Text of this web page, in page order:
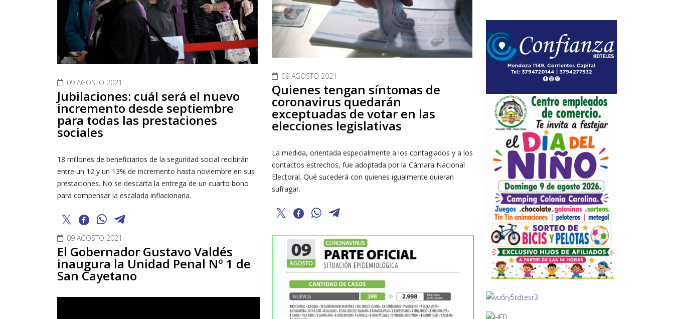
09 AGOSTO 2021
Jubilaciones: cuál será el nuevo
incremento desde septiembre
para todas las prestaciones
sociales
18 millones de beneficiarios de la seguridad social recibirán
entre un 12 y un 13% de incremento hasta noviembre en sus
prestaciones. No se descarta la entrega de un cuarto bono
para compensar la escalada inflacionaria.
09 AGOSTO 2021
Quienes tengan síntomas de
coronavirus quedarán
exceptuadas de votar en las
elecciones legislativas
La medida, orientada especialmente a los contagiados y a los
contactos estrechos, fue adoptada por la Cámara Nacional
Electoral. Qué sucederá con quienes igualmente quieran
sufragar.
09 AGOSTO 2021
El Gobernador Gustavo Valdés
inaugura la Unidad Penal Nº 1 de
San Cayetano